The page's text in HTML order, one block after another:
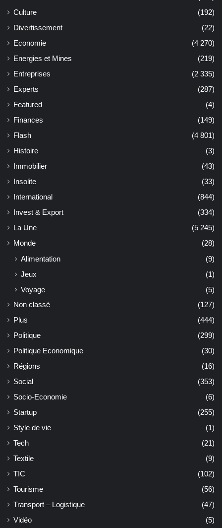
Culture
(192)
Divertissement
(22)
Economie
(4 270)
Energies et Mines
(219)
Entreprises
(2 335)
Experts
(287)
Featured
(4)
Finances
(149)
Flash
(4 801)
Histoire
(3)
Immobilier
(43)
Insolite
(33)
International
(844)
Invest & Export
(334)
La Une
(5 245)
Monde
(28)
Alimentation
(9)
Jeux
(1)
Voyage
(5)
Non classé
(127)
Plus
(444)
Politique
(299)
Politique Economique
(30)
Régions
(16)
Social
(353)
Socio-Economie
(6)
Startup
(255)
Style de vie
(1)
Tech
(21)
Textile
(9)
TIC
(102)
Tourisme
(56)
Transport – Logistique
(47)
Vidéo
(5)